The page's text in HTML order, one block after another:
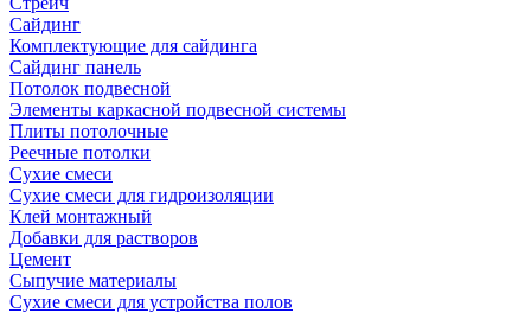
Сайдинг
Комплектующие для сайдинга
Сайдинг панель
Потолок подвесной
Элементы каркасной подвесной системы
Плиты потолочные
Реечные потолки
Сухие смеси
Сухие смеси для гидроизоляции
Клей монтажный
Добавки для растворов
Цемент
Сыпучие материалы
Сухие смеси для устройства полов